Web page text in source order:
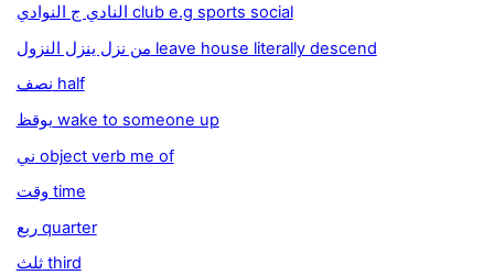
النادي ج النوادي club e.g sports social
من نزل ينزل النزول leave house literally descend
نصف half
يوقظ wake to someone up
ني object verb me of
وقت time
ربع quarter
ثلث third